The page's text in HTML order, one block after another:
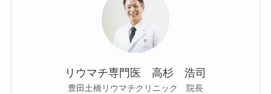
リウマチ専門医 高杉 浩司
豊田土橋リウマチクリニック 院長